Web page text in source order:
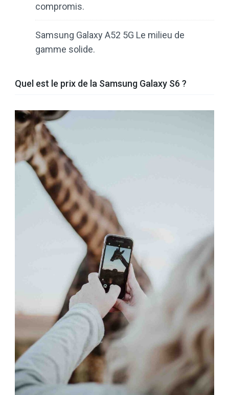
compromis.
Samsung Galaxy A52 5G Le milieu de
gamme solide.
Quel est le prix de la Samsung Galaxy S6 ?